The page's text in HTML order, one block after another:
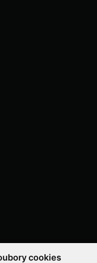
cookies